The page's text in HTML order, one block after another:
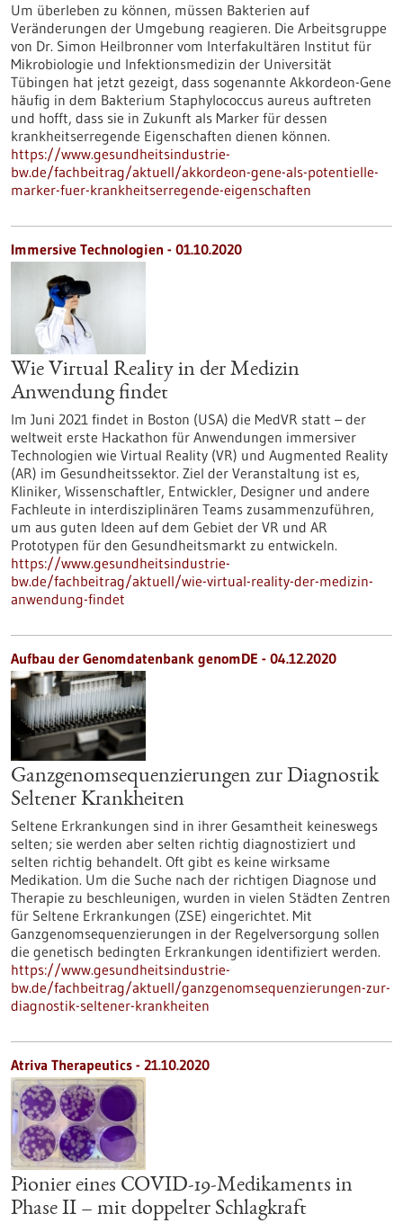
Um überleben zu können, müssen Bakterien auf
Veränderungen der Umgebung reagieren. Die Arbeitsgruppe
von Dr. Simon Heilbronner vom Interfakultären Institut für
Mikrobiologie und Infektionsmedizin der Universität
Tübingen hat jetzt gezeigt, dass sogenannte Akkordeon-Gene
häufig in dem Bakterium Staphylococcus aureus auftreten
und hofft, dass sie in Zukunft als Marker für dessen
krankheitserregende Eigenschaften dienen können.
https://www.gesundheitsindustrie-
bw.de/fachbeitrag/aktuell/akkordeon-gene-als-potentielle-
marker-fuer-krankheitserregende-eigenschaften
Immersive Technologien - 01.10.2020
Wie Virtual Reality in der Medizin
Anwendung findet
Im Juni 2021 findet in Boston (USA) die MedVR statt – der
weltweit erste Hackathon für Anwendungen immersiver
Technologien wie Virtual Reality (VR) und Augmented Reality
(AR) im Gesundheitssektor. Ziel der Veranstaltung ist es,
Kliniker, Wissenschaftler, Entwickler, Designer und andere
Fachleute in interdisziplinären Teams zusammenzuführen,
um aus guten Ideen auf dem Gebiet der VR und AR
Prototypen für den Gesundheitsmarkt zu entwickeln.
https://www.gesundheitsindustrie-
bw.de/fachbeitrag/aktuell/wie-virtual-reality-der-medizin-
anwendung-findet
Aufbau der Genomdatenbank genomDE - 04.12.2020
Ganzgenomsequenzierungen zur Diagnostik
Seltener Krankheiten
Seltene Erkrankungen sind in ihrer Gesamtheit keineswegs
selten; sie werden aber selten richtig diagnostiziert und
selten richtig behandelt. Oft gibt es keine wirksame
Medikation. Um die Suche nach der richtigen Diagnose und
Therapie zu beschleunigen, wurden in vielen Städten Zentren
für Seltene Erkrankungen (ZSE) eingerichtet. Mit
Ganzgenomsequenzierungen in der Regelversorgung sollen
die genetisch bedingten Erkrankungen identifiziert werden.
https://www.gesundheitsindustrie-
bw.de/fachbeitrag/aktuell/ganzgenomsequenzierungen-zur-
diagnostik-seltener-krankheiten
Atriva Therapeutics - 21.10.2020
Pionier eines COVID-19-Medikaments in
Phase II – mit doppelter Schlagkraft